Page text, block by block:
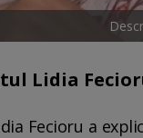
Lidia
Fecioru a